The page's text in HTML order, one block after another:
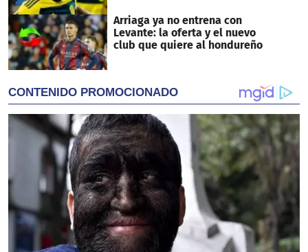
Arriaga ya no entrena con
Levante: la oferta y el nuevo
club que quiere al hondureño